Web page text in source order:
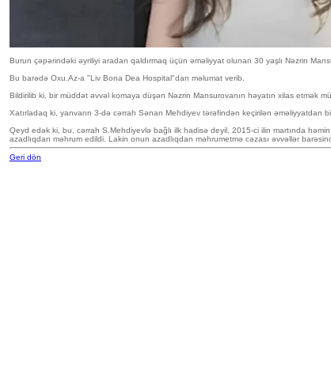
Burun çəpərindəki əyriliyi aradan qaldırmaq üçün əməliyyat olunan 30 yaşlı Nəzrin
Bu barədə Oxu.Az-a "Liv Bona Dea Hospital"dan məlumat verib.
Bildirilib ki, bir müddət əvvəl komaya düşən Nəzrin Mansurovanın həyatın xilas etmək
Xatırladaq ki, yanvarın 3-də cərrah Sənan Mehdiyev tərəfindən keçirilən əməliyyatdan
Qeyd edək ki, bu, cərrah S.Mehdiyevlə bağlı ilk hadisə deyil. 2015-ci ilin martında
azadlıqdan məhrum edildi. Lakin onun azadlıqdan məhrumetmə cəzası əvvəllər
Geri dön